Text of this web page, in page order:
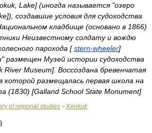
Lake] (иногда называется "озеро
создавшие условия для судоходства
кладбище (основано в 1866)
Неизвестному солдату и вождю
парохода [stern-wheeler]
размещен Музей истории судоходства
River Museum]. Воссоздана бревенчатая
которой размещалась первая школа на
[Galland School State Monument]
of regional studies > Keokuk